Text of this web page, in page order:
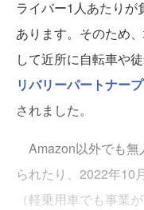
ライバー1人あたりが
あります。そのため
して近所に自転車や
リバリーパートナー
されました。
Amazon以外でも無
られたり、2022年10
（軽乗用車でも事業